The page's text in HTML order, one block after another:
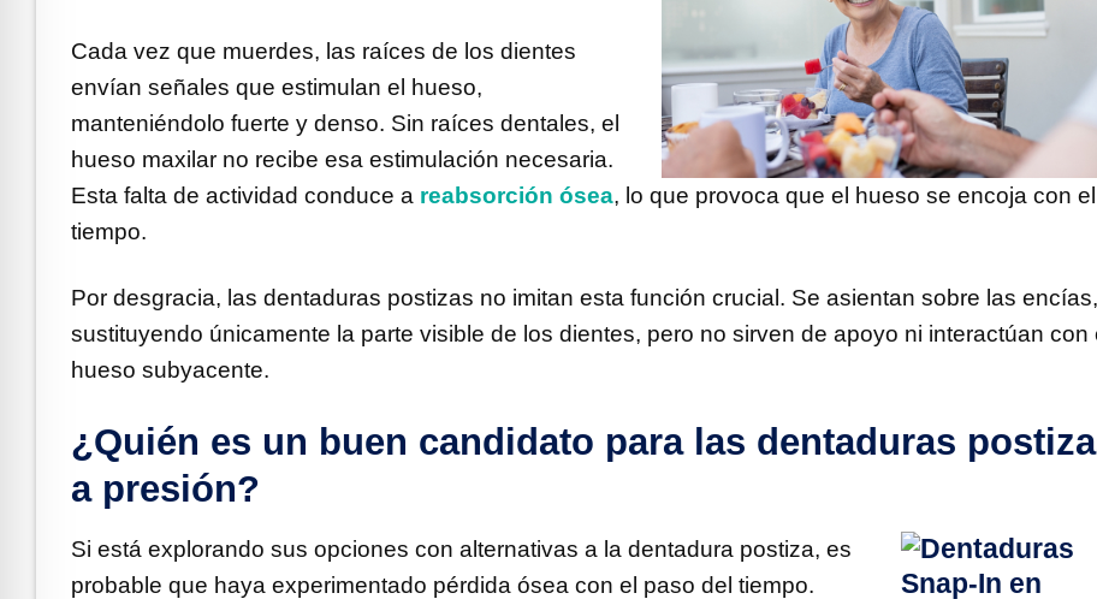
Cada vez que muerdes, las raíces de los dientes
envían señales que estimulan el hueso,
manteniéndolo fuerte y denso. Sin raíces dentales, el
hueso maxilar no recibe esa estimulación necesaria.
Esta falta de actividad conduce a reabsorción ósea, lo que provoca que el hueso se encoja con el
tiempo.
Por desgracia, las dentaduras postizas no imitan esta función crucial. Se asientan sobre las encías,
sustituyendo únicamente la parte visible de los dientes, pero no sirven de apoyo ni interactúan con
hueso subyacente.
¿Quién es un buen candidato para las dentaduras
a presión?
Si está explorando sus opciones con alternativas a la dentadura postiza, es
probable que haya experimentado pérdida ósea con el paso del tiempo.